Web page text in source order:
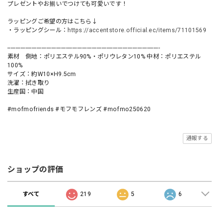
プレゼントやお揃いでつけても可愛いです！
ラッピングご希望の方はこちら↓
・ラッピングシール： https://accentstore.official.ec/items/71101569
----------------------------------------------------------------------------------------------
素材 側地：ポリエステル90%・ポリウレタン10% 中材：ポリエステル
100%
サイズ：約W10×H9.5cm
洗濯：拭き取り
生産国：中国
#mofmofriends #モフモフレンズ #mofmo250620
通報する
ショップの評価
すべて 219 5 6